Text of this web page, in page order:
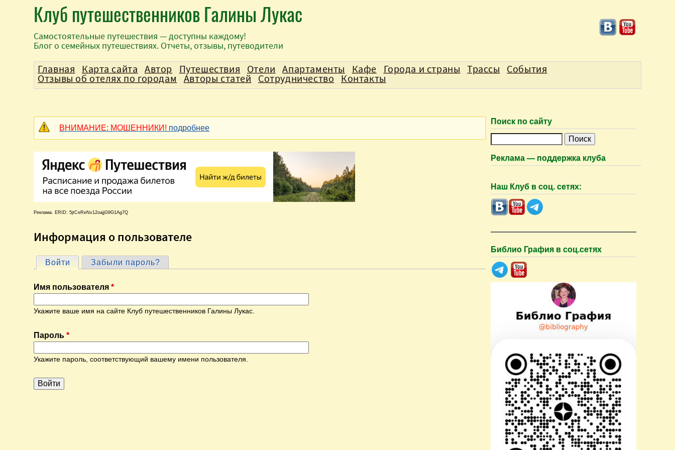
Клуб путешественников Галины Лукас
Самостоятельные путешествия — доступны каждому!
Блог о семейных путешествиях. Отчеты, отзывы, путеводители
ВНИМАНИЕ: МОШЕННИКИ! подробнее
Реклама. ERID: 5jtCeReNx12oajjG9G1Ag7Q
Информация о пользователе
Г
л
в
ы
Войти (активная вкладка)
Забыли пароль?
Имя пользователя*
Укажите ваше имя на сайте Клуб путешественников Галины Лукас.
Пароль*
Укажите пароль, соответствующий вашему имени пользователя.
Главная Карта сайта Автор Путешествия Отели Апартаменты Кафе Города и страны Трассы События
Отзывы об отелях по городам Авторы статей Сотрудничество Контакты
Поиск по сайту
и
к
Реклама — поддержка клуба
Наш Клуб в соц. сетях:
Библио Графия в соц.сетях